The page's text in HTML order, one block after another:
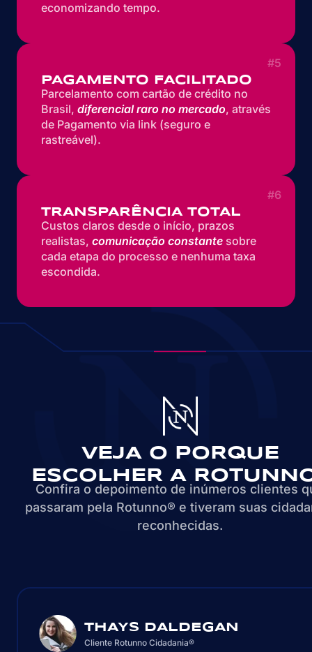
economizando tempo.
PAGAMENTO FACILITADO
Parcelamento com cartão de crédito no
Brasil, diferencial raro no mercado, através
de Pagamento via link (seguro e
rastreável).
#5
TRANSPARÊNCIA TOTAL
Custos claros desde o início, prazos
realistas, comunicação constante sobre
cada etapa do processo e nenhuma taxa
escondida.
#6
VEJA O PORQUE
ESCOLHER A
Confira o depoimento de inúmeros clientes
passaram pela Rotunno® e tiveram suas
reconhecidas.
THAYS DALDEGAN
Cliente Rotunno Cidadania®